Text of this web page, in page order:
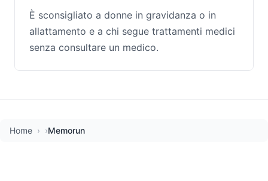
È sconsigliato a donne in gravidanza o in
allattamento e a chi segue trattamenti medici
senza consultare un medico.
Home Memorun